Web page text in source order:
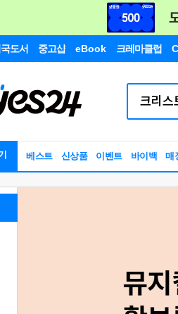
도서 중고샵 eBook 크레마클럽
베스트 신상품 이벤트 바이백 매